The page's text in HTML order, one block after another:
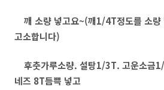
깨 소량 넣고요~(깨1/4T정도를 소량
고소합니다)
후춧가루소량. 설탕1/3T. 고운소금
네즈 8T듬쁙 넣고